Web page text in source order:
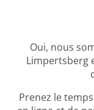
Oui, nous
Limpertsberg
Prenez le